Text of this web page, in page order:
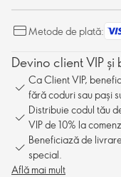
Metode de plată:
Devino client VIP
Ca Client VIP,
fără coduri sau pași
Distribuie codul tău
VIP de 10% la
Beneficiază de
special.
Află mai mult